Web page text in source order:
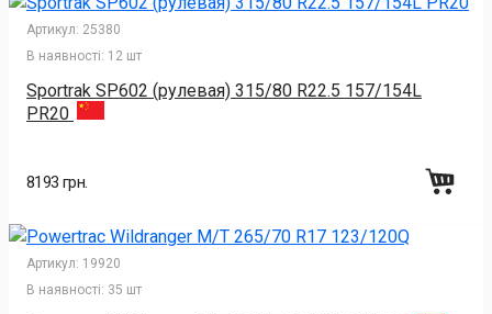
Артикул: 25380
В наявності: 12 шт
Sportrak SP602 (рулевая) 315/80 R22.5 157/154L
PR20
8193 грн.
Артикул: 19920
В наявності: 35 шт